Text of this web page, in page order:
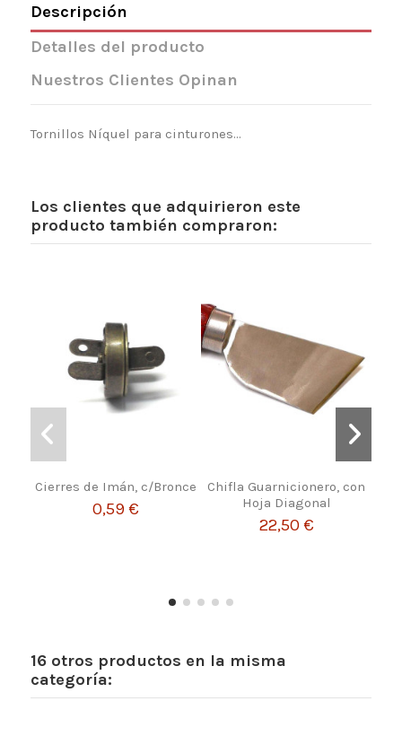
Descripción
Detalles del producto
Nuestros Clientes Opinan
Tornillos Níquel para cinturones...
Los clientes que adquirieron este
producto también compraron:
Cierres de Imán, c/Bronce
0,59 €
Chifla Guarnicionero, con
Hoja Diagonal
22,50 €
16 otros productos en la misma
categoría: